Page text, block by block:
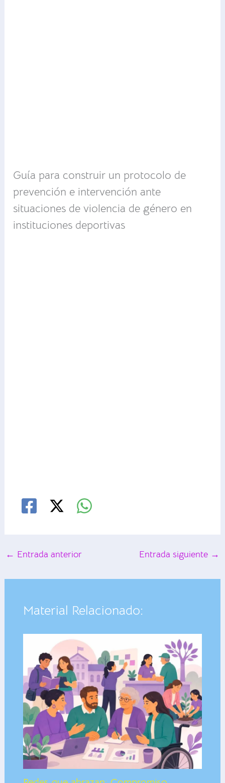
Guía para construir un protocolo de
prevención e intervención ante
situaciones de violencia de género en
instituciones deportivas
← Entrada anterior Entrada siguiente →
Material Relacionado: